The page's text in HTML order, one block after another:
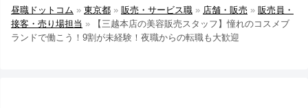
昼職ドットコム » 東京都 » 販売・サービス職 » 店舗・販売 » 販売員・
接客・売り場担当 »
【三越本店の美容販売スタッフ】憧れのコスメブ
ランドで働こう！9割が未経験！夜職からの転職も大歓迎